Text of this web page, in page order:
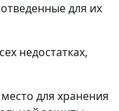
для их
недостатках,
для хранения